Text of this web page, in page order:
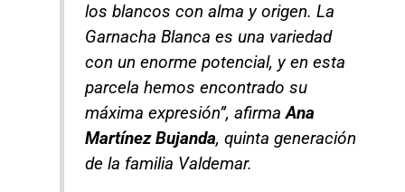
los blancos con alma y origen. La
Garnacha Blanca es una variedad
con un enorme potencial, y en esta
parcela hemos encontrado su
máxima expresión”, afirmaAna
Martínez Bujanda, quinta generación
de la familia Valdemar.